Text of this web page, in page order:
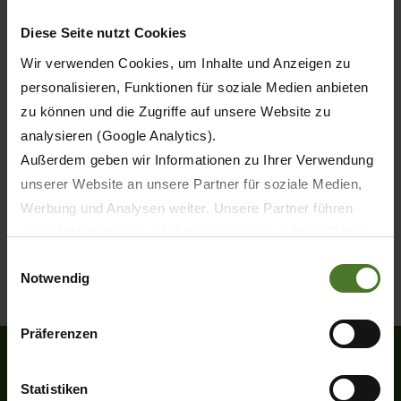
Diese Seite nutzt Cookies
Wir verwenden Cookies, um Inhalte und Anzeigen zu
personalisieren, Funktionen für soziale Medien anbieten
zu können und die Zugriffe auf unsere Website zu
analysieren (Google Analytics).
Außerdem geben wir Informationen zu Ihrer Verwendung
unserer Website an unsere Partner für soziale Medien,
Werbung und Analysen weiter. Unsere Partner führen
sie im Rahmen Ihrer Nutzung der Dienste gesammelt
Wir setzen im Rahmen des Trackings auch Dienstleister
Datenschutzbestimmungen ein, wodurch das Risiko von
Notwendig
Präferenzen
Statistiken